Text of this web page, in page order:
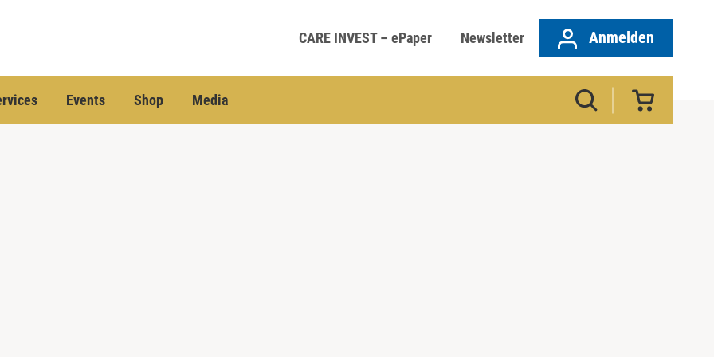
CARE INVEST – ePaper Newsletter Anmelden
Events Shop Media